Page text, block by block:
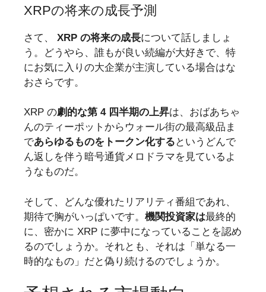
XRPの将来の成長予測
さて、 XRP の将来の成長について話しましょ
う。どうやら、誰もが良い続編が大好きで、特
にお気に入りの大企業が主演している場合はな
おさらです。
XRP の劇的な第 4 四半期の上昇は、おばあちゃ
んのティーポットからウォール街の最高級品ま
であらゆるものをトークン化する というどんで
ん返しを伴う暗号通貨メロドラマを見ているよ
うなものだ。
そして、どんな優れたリアリティ番組であれ、
期待で胸がいっぱいです。 機関投資家は最終的
に、密かに XRP に夢中になっていることを認め
るのでしょうか。それとも、それは「単なる一
時的なもの」だと偽り続けるのでしょうか。